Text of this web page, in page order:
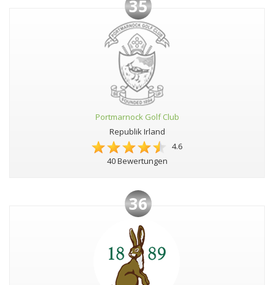
35
Portmarnock Golf Club
Republik Irland
4.6
40 Bewertungen
36